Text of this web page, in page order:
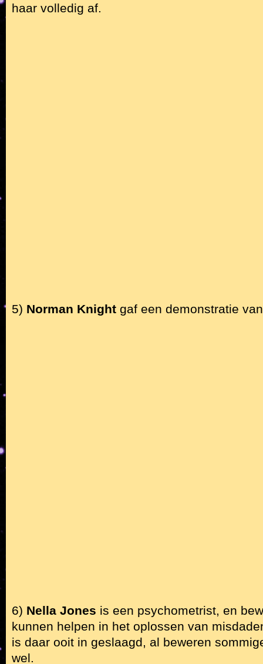
haar volledig af.
5) Norman Knight gaf een demonstratie
6) Nella Jones is een psychometrist, en
kunnen helpen in het oplossen van
is daar ooit in geslaagd, al beweren
wel.